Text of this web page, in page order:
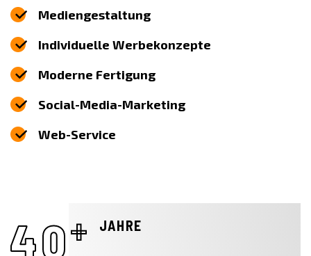
Mediengestaltung
Individuelle Werbekonzepte
Moderne Fertigung
Social-Media-Marketing
Web-Service
40+ JAHRE